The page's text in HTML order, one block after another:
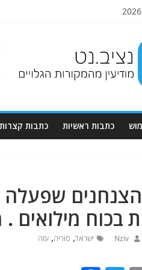
כתבות ראשיות כתבות קצרות
שפעלה
בכוח
Nziv ישראל, סוריה, עזה